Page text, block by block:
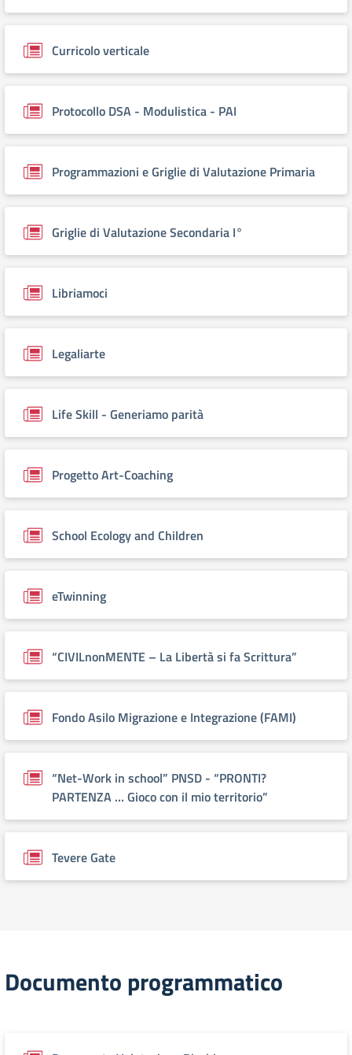
Curricolo verticale
Protocollo DSA - Modulistica - PAI
Programmazioni e Griglie di Valutazione Primaria
Griglie di Valutazione Secondaria I°
Libriamoci
Legaliarte
Life Skill - Generiamo parità
Progetto Art-Coaching
School Ecology and Children
eTwinning
“CIVILnonMENTE – La Libertà si fa Scrittura”
Fondo Asilo Migrazione e Integrazione (FAMI)
“Net-Work in school” PNSD - “PRONTI?
PARTENZA … Gioco con il mio territorio”
Tevere Gate
Documento programmatico